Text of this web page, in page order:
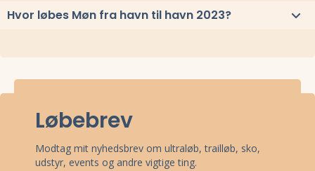
Til Møn fra havn til havn 2023 løbes distancerne 61 km, 42 km, 34
km, 27 km, 21 km, og 16 km
Hvor løbes Møn fra havn til havn 2023?
Løbebrev
Modtag mit nyhedsbrev om ultraløb, trailløb, sko,
udstyr, events og andre vigtige ting.